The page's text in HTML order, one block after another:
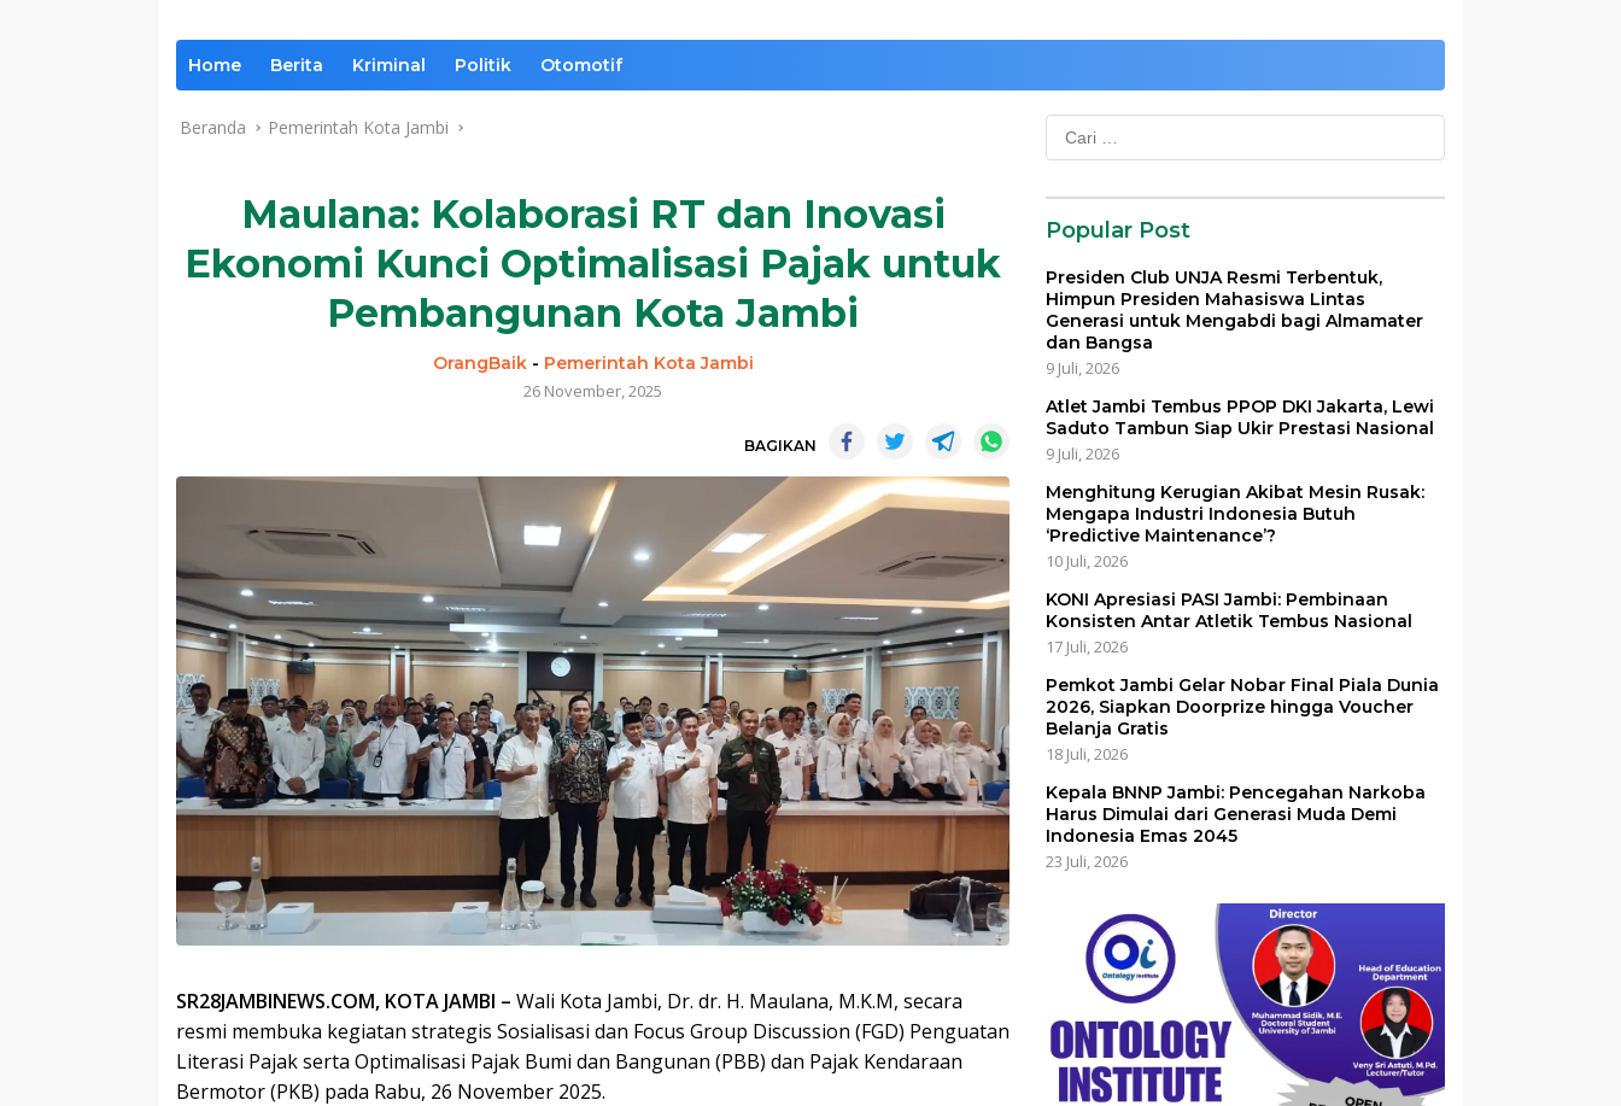
Home Berita Kriminal Politik Otomotif
Beranda Pemerintah Kota Jambi
Maulana: Kolaborasi RT dan Inovasi
Ekonomi Kunci Optimalisasi Pajak untuk
Pembangunan Kota Jambi
OrangBaik- Pemerintah Kota Jambi
26 November, 2025
Komentar
BAGIKAN
SR28JAMBINEWS.COM, KOTA JAMBI – Wali Kota Jambi, Dr. dr. H. Maulana, M.K.M, secara
resmi membuka kegiatan strategis Sosialisasi dan Focus Group Discussion (FGD) Penguatan
Literasi Pajak serta Optimalisasi Pajak Bumi dan Bangunan (PBB) dan Pajak Kendaraan
Bermotor (PKB) pada Rabu, 26 November 2025.
Cari
untuk:
Popular Post
Presiden Club UNJA Resmi Terbentuk,
Himpun Presiden Mahasiswa Lintas
Generasi untuk Mengabdi bagi Almamater
dan Bangsa
9 Juli, 2026
Atlet Jambi Tembus PPOP DKI Jakarta, Lewi
Saduto Tambun Siap Ukir Prestasi Nasional
9 Juli, 2026
Menghitung Kerugian Akibat Mesin Rusak:
Mengapa Industri Indonesia Butuh
‘Predictive Maintenance’?
10 Juli, 2026
KONI Apresiasi PASI Jambi: Pembinaan
Konsisten Antar Atletik Tembus Nasional
17 Juli, 2026
Pemkot Jambi Gelar Nobar Final Piala Dunia
2026, Siapkan Doorprize hingga Voucher
Belanja Gratis
18 Juli, 2026
Kepala BNNP Jambi: Pencegahan Narkoba
Harus Dimulai dari Generasi Muda Demi
Indonesia Emas 2045
23 Juli, 2026